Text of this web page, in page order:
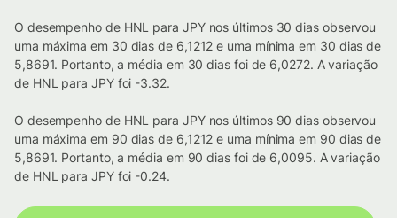
O desempenho de HNL para JPY nos últimos 30 dias observou
uma máxima em 30 dias de 6,1212 e uma mínima em 30 dias de
5,8691. Portanto, a média em 30 dias foi de 6,0272. A variação
de HNL para JPY foi -3.32.
O desempenho de HNL para JPY nos últimos 90 dias observou
uma máxima em 90 dias de 6,1212 e uma mínima em 90 dias de
5,8691. Portanto, a média em 90 dias foi de 6,0095. A variação
de HNL para JPY foi -0.24.